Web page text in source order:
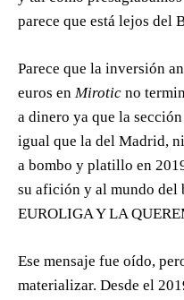
parece que está lejos del
Parece que la inversión
euros en Mirotic no
a dinero ya que la
igual que la del Madrid,
a bombo y platillo en
su afición y al mundo del
EUROLIGA Y LA
Ese mensaje fue oído,
materializar. Desde el